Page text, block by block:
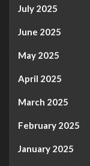
July 2025
June 2025
May 2025
April 2025
March 2025
February 2025
January 2025